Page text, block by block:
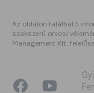
Az oldalon található
szakszerű orvosi
Management Kft.